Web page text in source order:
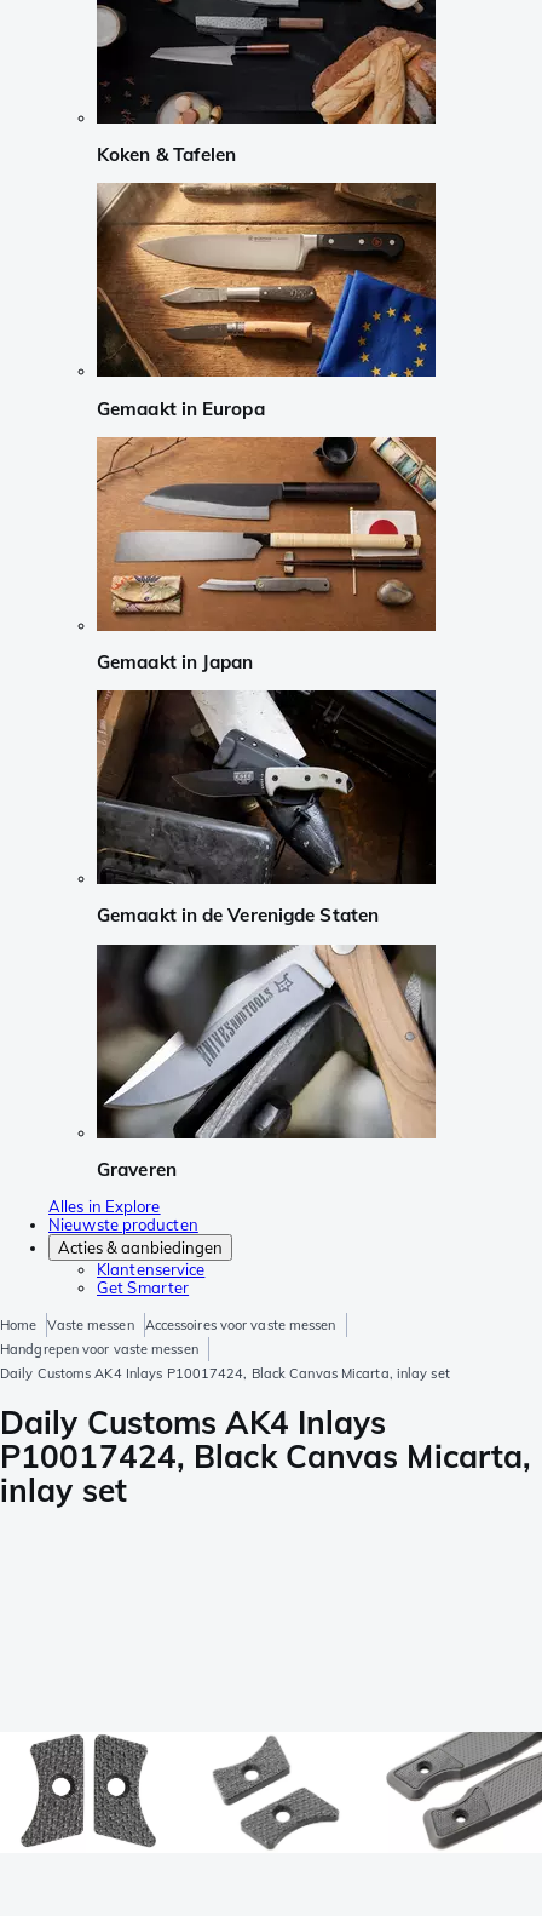
Koken & Tafelen
Gemaakt in Europa
Gemaakt in Japan
Gemaakt in de Verenigde Staten
Graveren
Alles in Explore
Nieuwste producten
Acties & aanbiedingen
Klantenservice
Get Smarter
Home Vaste messen
Accessoires voor vaste messen
Handgrepen voor vaste messen
Daily Customs AK4 Inlays P10017424, Black Canvas Micarta, inlay set
Daily Customs AK4 Inlays
P10017424, Black Canvas Micarta,
inlay set